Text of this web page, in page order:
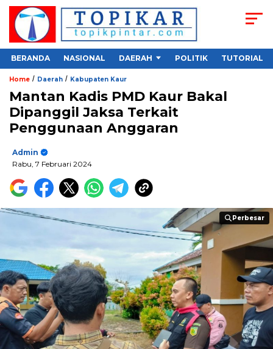
BERANDA NASIONAL DAERAH POLITIK TUTORIAL
Home / Daerah / Kabupaten Kaur
Mantan Kadis PMD Kaur Bakal
Dipanggil Jaksa Terkait
Penggunaan Anggaran
Admin
Rabu, 7 Februari 2024
Perbesar
Perbesar